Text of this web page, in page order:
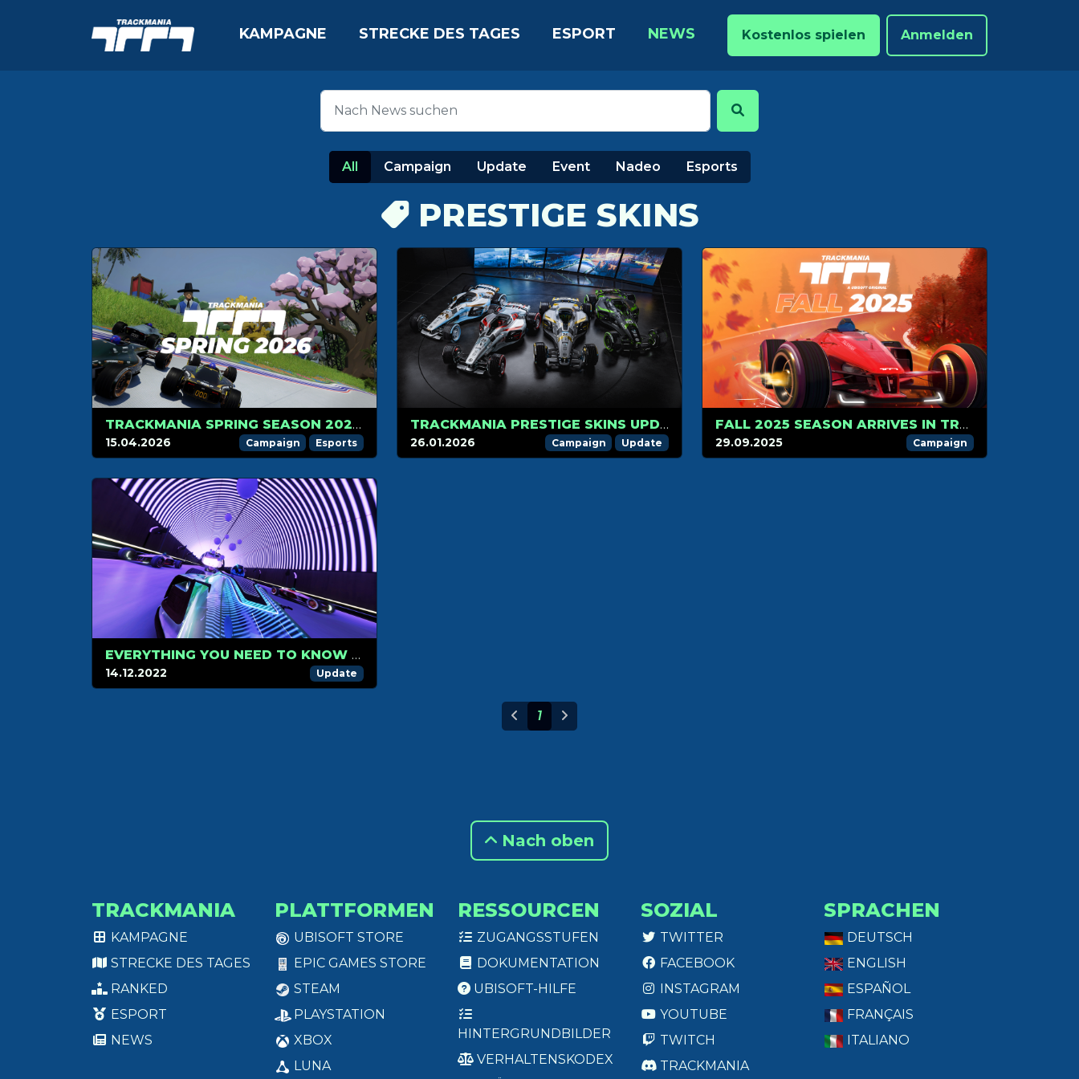
KAMPAGNE STRECKE DES TAGES ESPORT NEWS Kostenlos spielen Anmelden
All Campaign Update Event Nadeo Esports
PRESTIGE SKINS
TRACKMANIA SPRING SEASON 2026 IS HERE
15.04.2026 Campaign Esports
TRACKMANIA PRESTIGE SKINS UPDATE: WHAT’S NEW?
26.01.2026 Campaign Update
FALL 2025 SEASON ARRIVES IN TRACKMANIA!
29.09.2025 Campaign
EVERYTHING YOU NEED TO KNOW ABOUT PRESTIGE SKINS
14.12.2022 Update
1
Nach oben
TRACKMANIA
KAMPAGNE
STRECKE DES TAGES
RANKED
ESPORT
NEWS
PLATTFORMEN
UBISOFT STORE
EPIC GAMES STORE
STEAM
PLAYSTATION
XBOX
LUNA
RESSOURCEN
ZUGANGSSTUFEN
DOKUMENTATION
UBISOFT-HILFE
HINTERGRUNDBILDER
VERHALTENSKODEX
SOZIAL
TWITTER
FACEBOOK
INSTAGRAM
YOUTUBE
TWITCH
TRACKMANIA
SPRACHEN
DEUTSCH
ENGLISH
ESPAÑOL
FRANÇAIS
ITALIANO